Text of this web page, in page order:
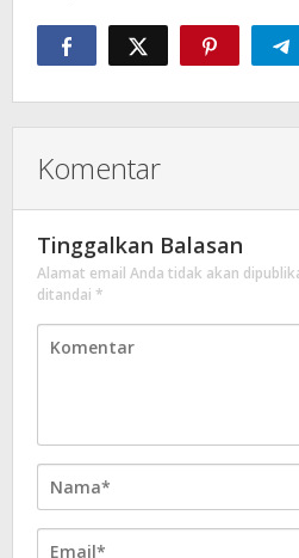
Komentar
Tinggalkan Balasan
Alamat email Anda tidak akan
ditandai *